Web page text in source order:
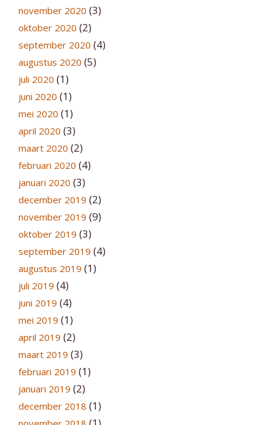
november 2020 (3)
oktober 2020 (2)
september 2020 (4)
augustus 2020 (5)
juli 2020 (1)
juni 2020 (1)
mei 2020 (1)
april 2020 (3)
maart 2020 (2)
februari 2020 (4)
januari 2020 (3)
december 2019 (2)
november 2019 (9)
oktober 2019 (3)
september 2019 (4)
augustus 2019 (1)
juli 2019 (4)
juni 2019 (4)
mei 2019 (1)
april 2019 (2)
maart 2019 (3)
februari 2019 (1)
januari 2019 (2)
december 2018 (1)